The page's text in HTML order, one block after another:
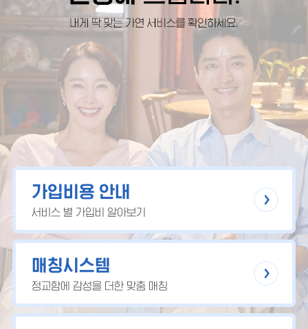
가입비용 안내
서비스 별 가입비 알아보기
매칭시스템
정교함에 감성을 더한 맞춤 매칭